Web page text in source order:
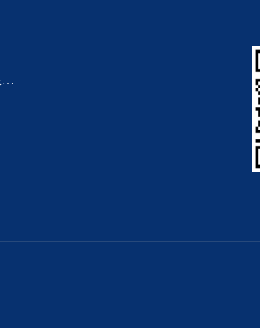
DHF-TH-800C上海德惠特种风机有限公司